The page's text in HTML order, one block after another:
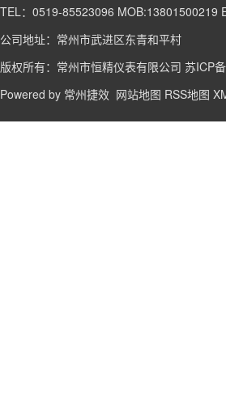
TEL：0519-85523096 MOB:13801500219
公司地址：常州市武进区东青和平村
版权所有：常州市恒精仪表有限公司 苏ICP
Powered by 常州捷效 网站地图 RSS地图